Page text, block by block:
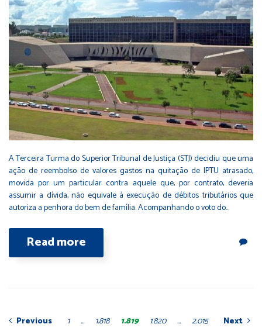
A Terceira Turma do Superior Tribunal de Justiça (STJ) decidiu que uma
ação de reembolso de valores gastos na quitação de IPTU atrasado,
movida por um particular contra aquele que, por contrato, deveria
assumir a dívida, não equivale à execução de débitos tributários que
autoriza a penhora do bem de família. Acompanhando o voto do…
Read more
Previous 1 … 1.818 1.819 1.820 … 2.015 Next